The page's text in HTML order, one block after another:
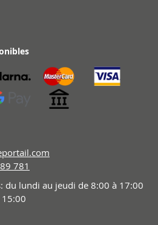
781
du lundi au jeudi de 8:00 à 17:00